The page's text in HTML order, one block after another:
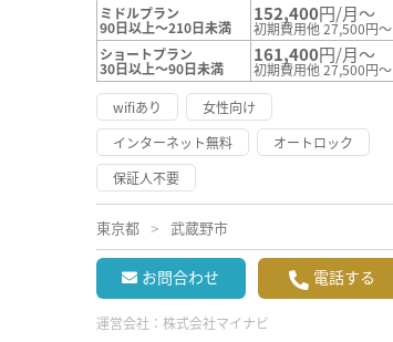
ミドルプラン
90日以上～210日未満
152,400円/月～
初期費用他 27,500円～
ショートプラン
30日以上～90日未満
161,400円/月～
初期費用他 27,500円～
wifiあり
女性向け
インターネット無料
オートロック
保証人不要
東京都 武蔵野市
お問合わせ 電話する
運営会社： 株式会社マイナビ